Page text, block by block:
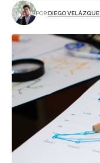
POR:DIEGO